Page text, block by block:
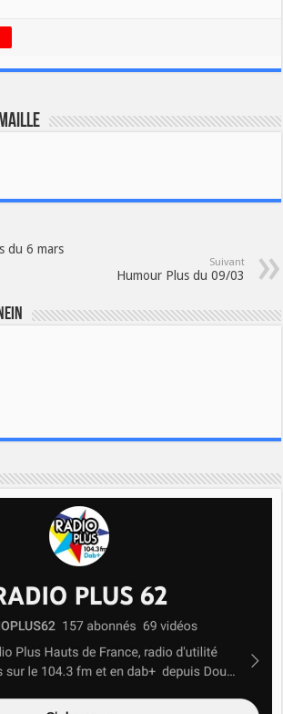
du 6 mars
Suivant
Humour Plus du 09/03